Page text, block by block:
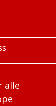
alle